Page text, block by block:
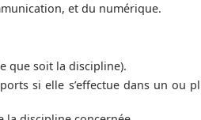
et du numérique.
que soit la discipline).
si elle s’effectue dans un ou